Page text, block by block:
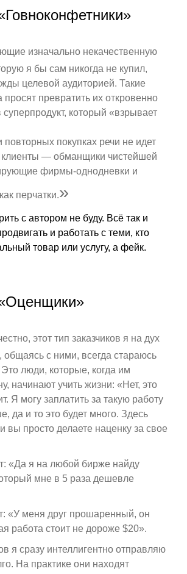
изначально некачественную
я бы сам никогда не купил,
целевой аудиторией. Такие
просят превратить их откровенно
суперпродукт, который «взрывает
повторных покупках речи не идет
— обманщики чистейшей
фирмы-однодневки и
перчатки.»
с автором не буду. Всё так и
и работать с теми, кто
товар или услугу, а фейк.
этот тип заказчиков я на дух
с ними, всегда стараюсь
люди, которые, когда им
начинают учить жизни: «Нет, это
Я могу заплатить за такую работу
да и то это будет много. Здесь
вы просто делаете наценку за свое
«Да я на любой бирже найду
мне в 5 раза дешевле
«У меня друг прошаренный, он
работа стоит не дороже $20».
я сразу интеллигентно отправляю
На практике они находят